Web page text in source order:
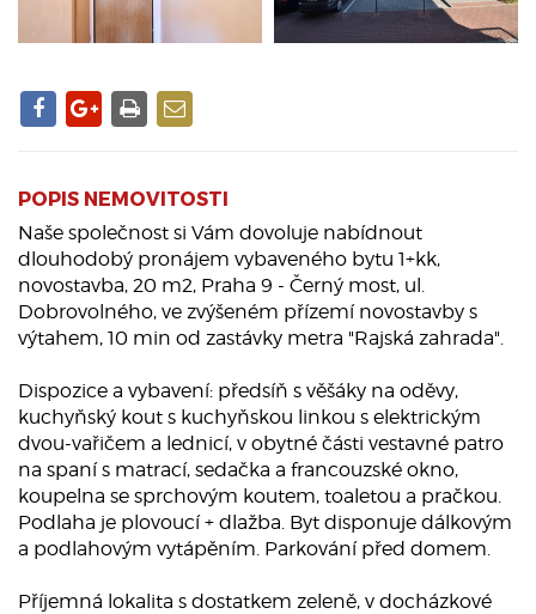
POPIS NEMOVITOSTI
Naše společnost si Vám dovoluje nabídnout
dlouhodobý pronájem vybaveného bytu 1+kk,
novostavba, 20 m2, Praha 9 - Černý most, ul.
Dobrovolného, ve zvýšeném přízemí novostavby s
výtahem, 10 min od zastávky metra "Rajská zahrada".
Dispozice a vybavení: předsíň s věšáky na oděvy,
kuchyňský kout s kuchyňskou linkou s elektrickým
dvou-vařičem a lednicí, v obytné části vestavné patro
na spaní s matrací, sedačka a francouzské okno,
koupelna se sprchovým koutem, toaletou a pračkou.
Podlaha je plovoucí + dlažba. Byt disponuje dálkovým
a podlahovým vytápěním. Parkování před domem.
Příjemná lokalita s dostatkem zeleně, v docházkové